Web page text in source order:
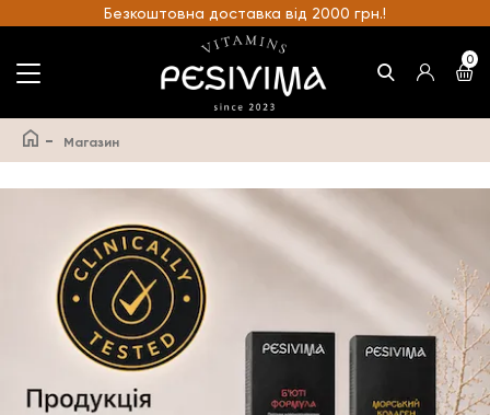
Безкоштовна доставка від 2000 грн.!
0
- Магазин